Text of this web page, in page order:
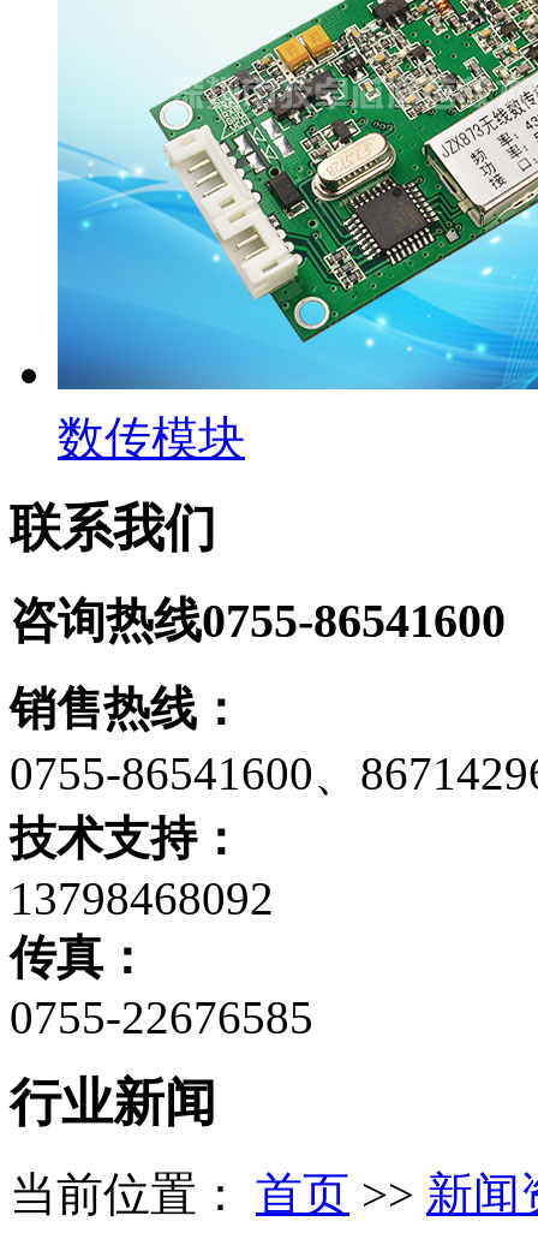
数传模块
联系我们
咨询热线0755-86541600
销售热线：
0755-86541600、
技术支持：
13798468092
传真：
0755-22676585
行业新闻
当前位置： 首页 >> 新闻